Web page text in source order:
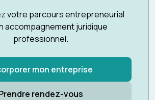
votre parcours entrepreneurial
accompagnement juridique
professionnel.
mon entreprise
rendez-vous